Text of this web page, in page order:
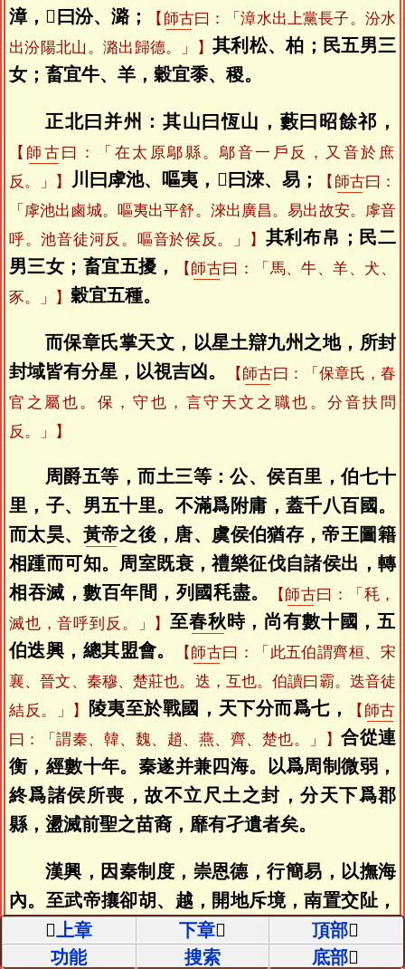
漳，𥧲曰汾、潞；
【 師古曰：「漳水出上黨長子。汾水
出汾陽北山。潞出歸德。」】其利松、柏；民五男三
女；畜宜牛、羊，穀宜黍、稷。
正北曰并州：其山曰恆山，藪曰昭餘祁，
【 師古 曰：「在太原鄔縣。鄔音一戶反，又音於庶
反。」】
川曰虖池、嘔夷，𥧲曰淶、易； 【 師古曰：
「虖池出鹵城。嘔夷出平舒。淶出廣昌。易出故安。虖音
呼。池音徒河反。嘔音於侯反。」】 其利布帛；民二
男三女；畜宜五擾，
【 師古曰：「馬、牛、羊、犬、
豕。」】 穀宜五種。
而保章氏掌天文，以星土辯九州之地，所封
封域皆有分星，以視吉凶。
【 師古曰：「保章氏，春
官之屬也。保，守也，言守天文之職也。分音扶問
反。」】
周爵五等，而土三等：公、侯百里，伯七十
里，子、男五十里。不滿爲附庸，蓋千八百國。
而太昊、 黃帝之後，唐、虞侯伯猶存，帝王圖籍
相踵而可知。周室既衰，禮樂征伐自諸侯出，轉
相吞滅，數百年間，列國秏盡。
【 師古曰：「秏，
滅也，音呼到反。」】至春秋 時，尚有數十國，五
伯迭興，總其盟會。
【 師古曰：「此五伯謂齊桓、宋
襄、晉文、秦穆、楚莊也。迭，互也。伯讀曰霸。迭音徒
結反。」】
陵夷至於戰國，天下分而爲七， 【 師古
曰：「謂秦、韓、魏、趙、燕、齊、楚也。」】合從連
衡，經數十年。秦遂并兼四海。以爲周制微弱，
終爲諸侯所喪，故不立尺土之封，分天下爲郡
縣，盪滅前聖之苗裔，靡有孑遺者矣。
漢興，因秦制度，崇恩德，行簡易，以撫海
內。至武帝攘卻胡、越，開地斥境，南置交阯，
北置朔方之州，
曰：「胡廣記云，漢既定南越
之地，置交阯刺史，別於諸州，令持節治蒼梧，分雍州置
上章 下章
頂部
功能
搜索 底部